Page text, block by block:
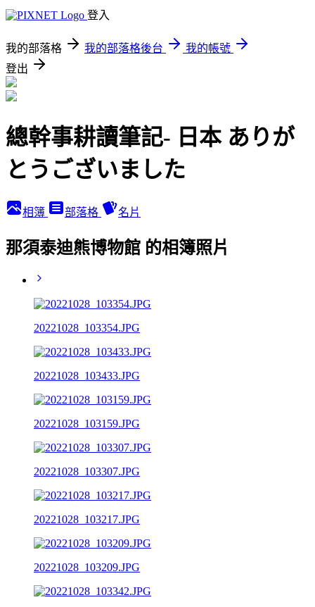
登入
我的部落格 我的部落格後台
我的帳號
登出
總幹事耕讀筆記- 日本 ありが
とうございました
相簿 部落格 名片
那須泰迪熊博物館 的相簿照片
20221028_103354.JPG
20221028_103433.JPG
20221028_103159.JPG
20221028_103307.JPG
20221028_103217.JPG
20221028_103209.JPG